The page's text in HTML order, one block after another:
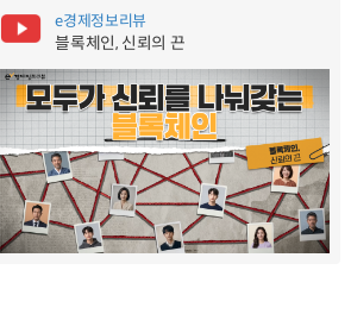
e경제정보리뷰
블록체인, 신뢰의 끈